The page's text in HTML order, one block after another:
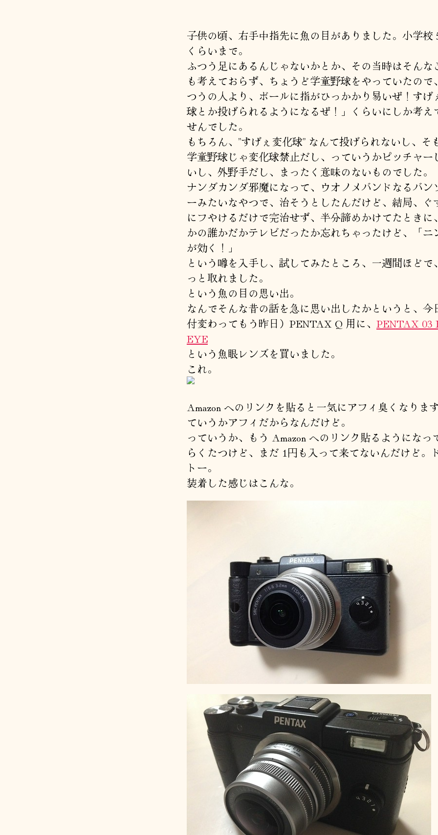
子供の頃、右手中指先に魚の目がありました。小学校
くらいまで。
ふつう足にあるんじゃないかとか、その当時はそんな
も考えておらず、ちょうど学童野球をやっていたので
つうの人より、ボールに指がひっかかり易いぜ！すげ
球とか投げられるようになるぜ！」くらいにしか考え
せんでした。
もちろん、”すげぇ変化球” なんて投げられないし、そ
学童野球じゃ変化球禁止だし、っていうかピッチャー
いし、外野手だし、まったく意味のないものでした。
ナンダカンダ邪魔になって、ウオノメバンドなるバン
ーみたいなやつで、治そうとしたんだけど、結局、ぐ
にフやけるだけで完治せず、半分諦めかけてたときに
かの誰かだかテレビだったか忘れちゃったけど、「ニ
が効く！」
という噂を入手し、試してみたところ、一週間ほどで
っと取れました。
という魚の目の思い出。
なんでそんな昔の話を急に思い出したかというと、今
付変わってもう昨日）PENTAX Q 用に、 PENTAX 03
EYE
という魚眼レンズを買いました。
これ。
Amazon へのリンクを貼ると一気にアフィ臭くなりま
ていうかアフィだからなんだけど。
っていうか、もう Amazon へのリンク貼るようになっ
らくたつけど、まだ 1円も入って来てないんだけど。
トー。
装着した感じはこんな。